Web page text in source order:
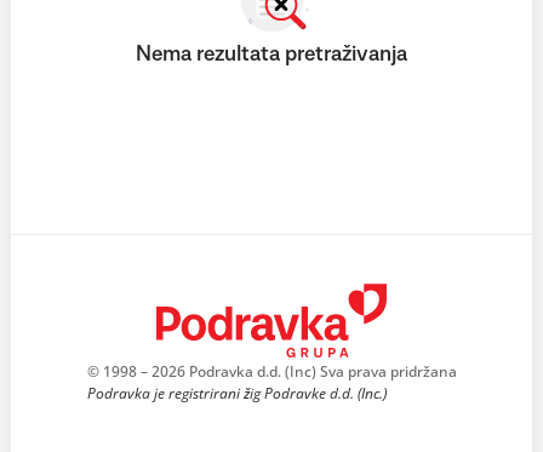
Nema rezultata pretraživanja
© 1998 – 2026 Podravka d.d. (Inc) Sva prava pridržana
Podravka je registrirani žig Podravke d.d. (Inc.)